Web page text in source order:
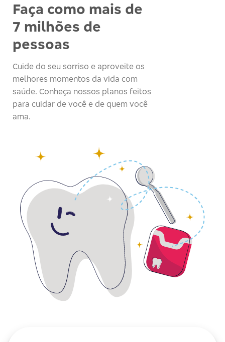
Faça como mais de
7 milhões de
pessoas
Cuide do seu sorriso e aproveite os
melhores momentos da vida com
saúde. Conheça nossos planos feitos
para cuidar de você e de quem você
ama.